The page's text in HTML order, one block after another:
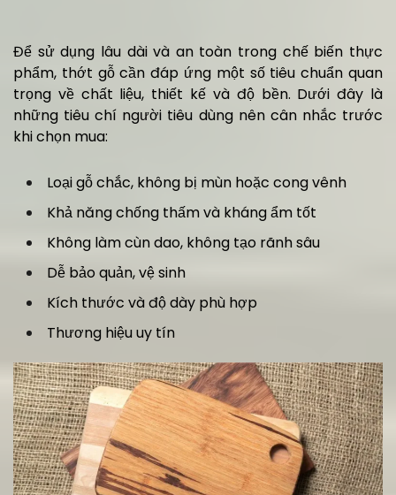
Để sử dụng lâu dài và an toàn trong chế biến thực
phẩm, thớt gỗ cần đáp ứng một số tiêu chuẩn quan
trọng về chất liệu, thiết kế và độ bền. Dưới đây là
những tiêu chí người tiêu dùng nên cân nhắc trước
khi chọn mua:
Loại gỗ chắc, không bị mùn hoặc cong vênh
Khả năng chống thấm và kháng ẩm tốt
Không làm cùn dao, không tạo rãnh sâu
Dễ bảo quản, vệ sinh
Kích thước và độ dày phù hợp
Thương hiệu uy tín